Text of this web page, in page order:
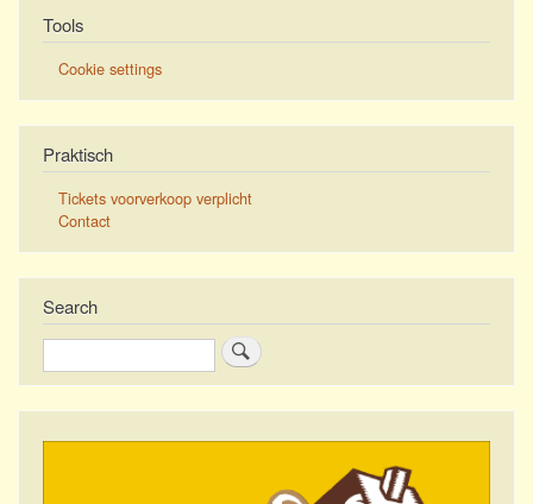
Tools
Cookie settings
Praktisch
Tickets voorverkoop verplicht
Contact
Search
Search